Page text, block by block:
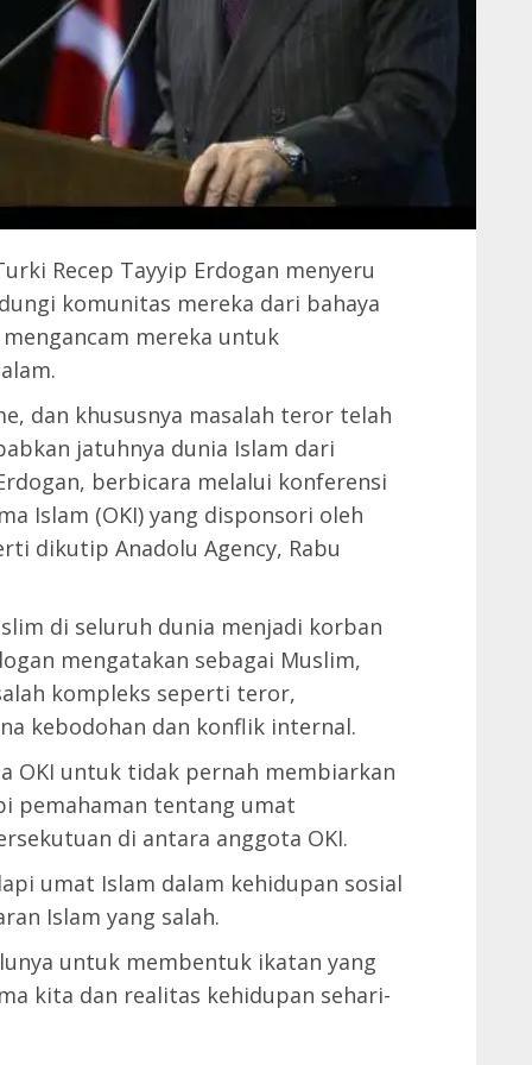
Recep Tayyip Erdogan menyeru
komunitas mereka dari bahaya
mereka untuk
dan khususnya masalah teror telah
jatuhnya dunia Islam dari
berbicara melalui konferensi
Islam (OKI) yang disponsori oleh
dikutip Anadolu Agency, Rabu
di seluruh dunia menjadi korban
mengatakan sebagai Muslim,
kompleks seperti teror,
kebodohan dan konflik internal.
OKI untuk tidak pernah membiarkan
pemahaman tentang umat
di antara anggota OKI.
umat Islam dalam kehidupan sosial
Islam yang salah.
untuk membentuk ikatan yang
kita dan realitas kehidupan sehari-